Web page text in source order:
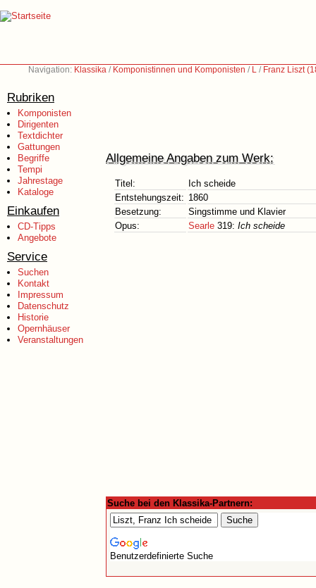
Navigation: Klassika / Komponistinnen und Komponisten / L / Franz Liszt
Rubriken
Komponisten
Dirigenten
Textdichter
Gattungen
Begriffe
Tempi
Jahrestage
Kataloge
Einkaufen
CD-Tipps
Angebote
Service
Suchen
Kontakt
Impressum
Datenschutz
Historie
Opernhäuser
Veranstaltungen
Allgemeine Angaben zum Werk:
Titel:
Ich scheide
Entstehungszeit: 1860
Besetzung:
Singstimme und Klavier
Opus:
Searle 319: Ich scheide
Suche bei den Klassika-Partnern:
Benutzerdefinierte Suche